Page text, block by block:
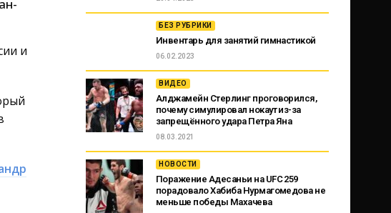
и
БЕЗ РУБРИКИ
Инвентарь для занятий гимнастикой
06.02.2023
ВИДЕО
Алджамейн Стерлинг проговорился,
почему симулировал нокаут из-за
запрещённого удара Петра Яна
08.03.2021
НОВОСТИ
Поражение Адесаньи на UFC 259
порадовало Хабиба Нурмагомедова не
меньше победы Махачева